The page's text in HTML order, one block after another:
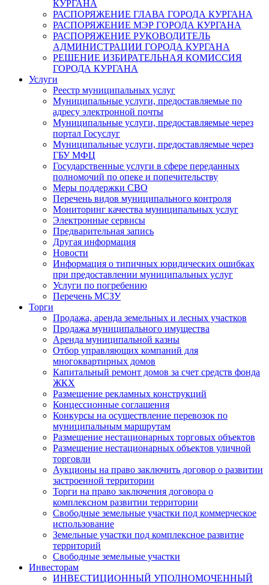
КУРГАНА
РАСПОРЯЖЕНИЕ ГЛАВА ГОРОДА КУРГАНА
РАСПОРЯЖЕНИЕ МЭР ГОРОДА КУРГАНА
РАСПОРЯЖЕНИЕ РУКОВОДИТЕЛЬ
АДМИНИСТРАЦИИ ГОРОДА КУРГАНА
РЕШЕНИЕ ИЗБИРАТЕЛЬНАЯ КОМИССИЯ
ГОРОДА КУРГАНА
Услуги
Реестр муниципальных услуг
Муниципальные услуги, предоставляемые по
адресу электронной почты
Муниципальные услуги, предоставляемые через
портал Госуслуг
Муниципальные услуги, предоставляемые через
ГБУ МФЦ
Государственные услуги в сфере переданных
полномочий по опеке и попечительству
Меры поддержки СВО
Перечень видов муниципального контроля
Мониторинг качества муниципальных услуг
Электронные сервисы
Предварительная запись
Другая информация
Новости
Информация о типичных юридических ошибках
при предоставлении муниципальных услуг
Услуги по погребению
Перечень МСЗУ
Торги
Продажа, аренда земельных и лесных участков
Продажа муниципального имущества
Аренда муниципальной казны
Отбор управляющих компаний для
многоквартирных домов
Капитальный ремонт домов за счет средств фонда
ЖКХ
Размещение рекламных конструкций
Концессионные соглашения
Конкурсы на осуществление перевозок по
муниципальным маршрутам
Размещение нестационарных торговых объектов
Размещение нестационарных объектов уличной
торговли
Аукционы на право заключить договор о развитии
застроенной территории
Торги на право заключения договора о
комплексном развитии территории
Свободные земельные участки под коммерческое
использование
Земельные участки под комплексное развитие
территорий
Свободные земельные участки
Инвесторам
ИНВЕСТИЦИОННЫЙ УПОЛНОМОЧЕННЫЙ